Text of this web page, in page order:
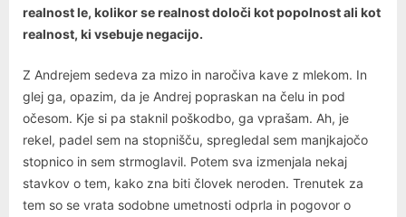
realnost le, kolikor se realnost določi kot popolnost ali kot
realnost, ki vsebuje negacijo.
Z Andrejem sedeva za mizo in naročiva kave z mlekom. In
glej ga, opazim, da je Andrej popraskan na čelu in pod
očesom. Kje si pa staknil poškodbo, ga vprašam. Ah, je
rekel, padel sem na stopnišču, spregledal sem manjkajočo
stopnico in sem strmoglavil. Potem sva izmenjala nekaj
stavkov o tem, kako zna biti človek neroden. Trenutek za
tem so se vrata sodobne umetnosti odprla in pogovor o